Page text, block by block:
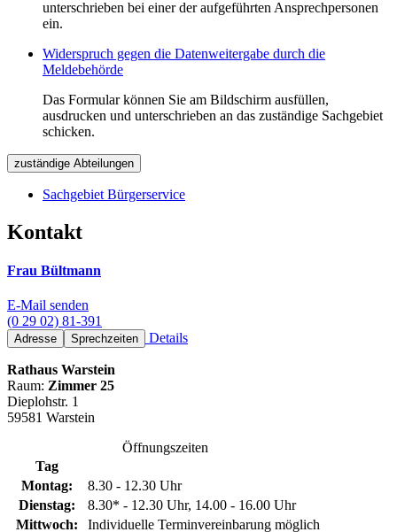
unterschrieben bei einer der aufgeführten Ansprechpersonen
ein.
Widerspruch gegen die Datenweitergabe durch die
Meldebehörde
Das Formular können Sie am Bildschirm ausfüllen,
ausdrucken und unterschrieben an das zuständige Sachgebiet
schicken.
zuständige Abteilungen
Sachgebiet Bürgerservice
Kontakt
Frau Bültmann
E-Mail senden
(0 29 02) 81-391
Adresse Sprechzeiten Details
Rathaus Warstein
Raum: Zimmer 25
Dieplohstr. 1
59581 Warstein
Öffnungszeiten
Tag
Montag:
8.30 - 12.30 Uhr
Dienstag:
8.30* - 12.30 Uhr, 14.00 - 16.00 Uhr
Mittwoch:
Individuelle Terminvereinbarung möglich